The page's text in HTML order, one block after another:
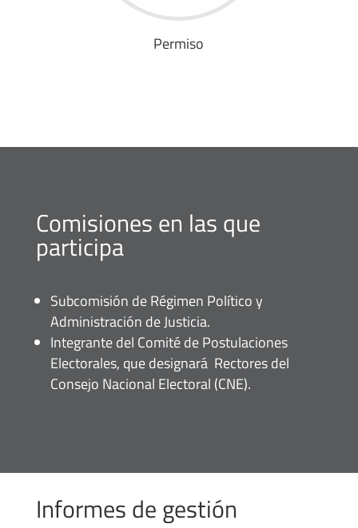
Permiso
Comisiones en las que
participa
Subcomisión de Régimen Político y
Administración de Justicia.
Integrante del Comité de Postulaciones
Electorales, que designará Rectores del
Consejo Nacional Electoral (CNE).
Informes de gestión